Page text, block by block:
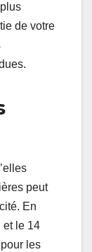
de votre
peut
En
et le 14
les